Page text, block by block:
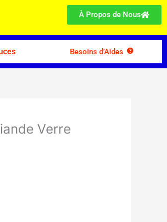
À Propos de Nous
Besoins d’Aides
Verre